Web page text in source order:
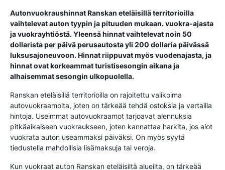
Autonvuokraushinnat Ranskan eteläisillä territorioilla
vaihtelevat auton tyypin ja pituuden mukaan. vuokra-ajasta
ja vuokrayhtiöstä. Yleensä hinnat vaihtelevat noin 50
dollarista per päivä perusautosta yli 200 dollaria päivässä
luksusajoneuvoon. Hinnat riippuvat myös vuodenajasta, ja
hinnat ovat korkeammat turistisesongin aikana ja
alhaisemmat sesongin ulkopuolella.
Ranskan eteläisillä territorioilla on rajoitettu valikoima
autovuokraamoita, joten on tärkeää tehdä ostoksia ja vertailla
hintoja. Useimmat autovuokraamot tarjoavat alennuksia
pitkäaikaiseen vuokraukseen, joten kannattaa harkita, jos aiot
vuokrata auton useammaksi päiväksi. On myös syytä
tiedustella mahdollisia lisämaksuja tai veroja.
Kun vuokraat auton Ranskan eteläisiltä alueilta, on tärkeää